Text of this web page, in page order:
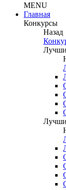
MENU
Главная
Конкурсы
Назад